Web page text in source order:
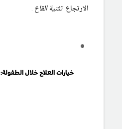
الارتجاعتثنية القاع .
خيارات العلاج خلال الطفولة: